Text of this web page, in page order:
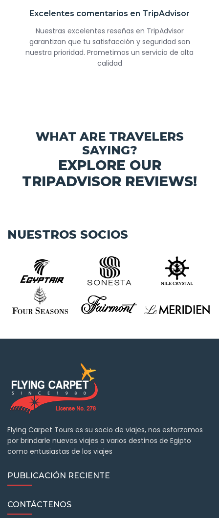
Excelentes comentarios en TripAdvisor
Nuestras excelentes reseñas en TripAdvisor
garantizan que tu satisfacción y seguridad son
nuestra prioridad. Prometimos un servicio de alta
calidad
WHAT ARE TRAVELERS
SAYING?
EXPLORE OUR
TRIPADVISOR REVIEWS!
NUESTROS SOCIOS
Flying Carpet Tours es su socio de viajes, nos esforzamos
por brindarle nuevos viajes a varios destinos de Egipto
como entusiastas de los viajes
PUBLICACIÓN RECIENTE
CONTÁCTENOS